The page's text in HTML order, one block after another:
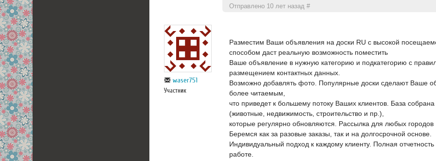
Отправлено 10 лет назад#
waser751
Участник
Разместим Ваши объявления на доски RU с высокой
способом даст реальную возможность поместить
Ваше объявление в нужную категорию и подкатегорию с
размещением контактных данных.
Возможно добавлять фото. Популярные доски сделают Ваше
более читаемым,
что приведет к большему потоку Ваших клиентов. База
(животные, недвижимость, строительство и пр.),
которые регулярно обновляются. Рассылка для любых городов
Беремся как за разовые заказы, так и на долгосрочной основе.
Индивидуальный подход к каждому клиенту. Полная
работе.